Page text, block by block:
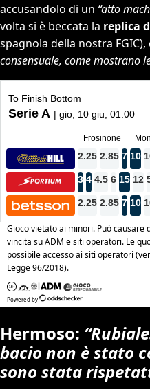
accusandolo di un “atto
volta si è beccata la replica
spagnola della nostra
consensuale, come mostrano
Hermoso:
bacio non è stato
sono stata